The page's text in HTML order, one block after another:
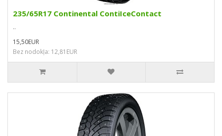
235/65R17 Continental ContiIceContact
..
15,50EUR
Bez nodokļa: 12,81EUR